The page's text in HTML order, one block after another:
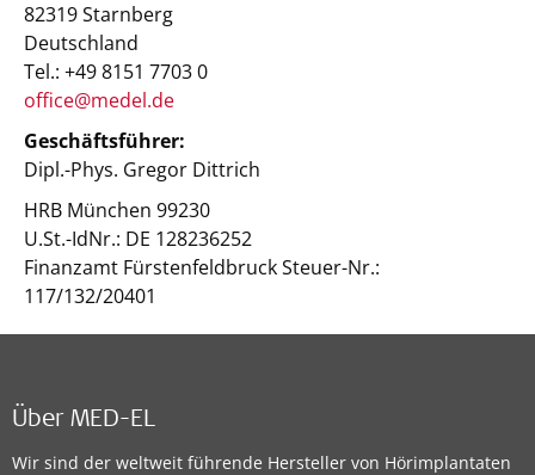
82319 Starnberg
Deutschland
Tel.: +49 8151 7703 0
office@medel.de
Geschäftsführer:
Dipl.-Phys. Gregor Dittrich
HRB München 99230
U.St.-IdNr.: DE 128236252
Finanzamt Fürstenfeldbruck Steuer-Nr.:
117/132/20401
Über MED-EL
Wir sind der weltweit führende Hersteller von Hörimplantaten